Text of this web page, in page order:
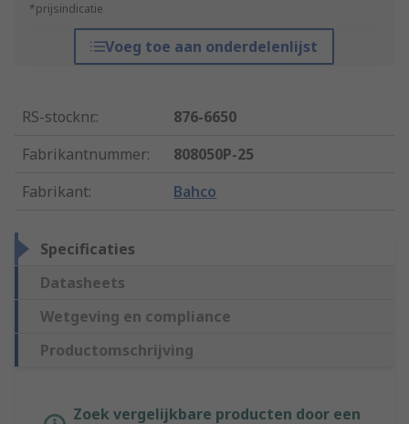
*prijsindicatie
Voeg toe aan onderdelenlijst
RS-stocknr.:
876-6650
Fabrikantnummer:
808050P-25
Fabrikant: Bahco
Specificaties
Datasheets
Wetgeving en compliance
Productomschrijving
Zoek vergelijkbare producten door een